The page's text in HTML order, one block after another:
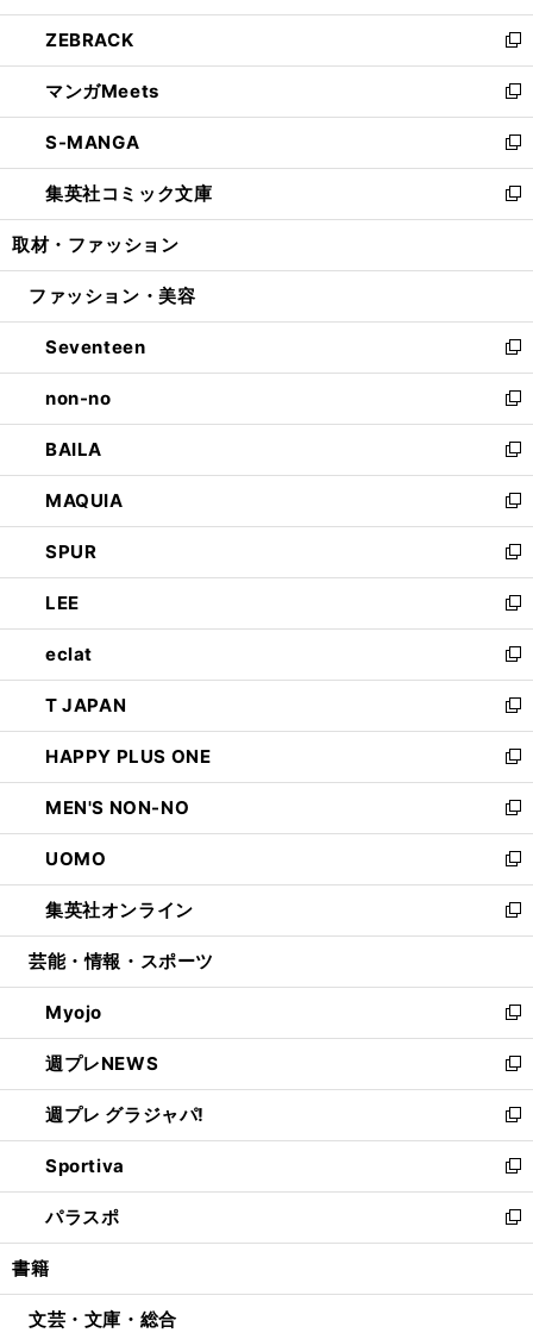
開
く
ウ
で
開
く
ン
ド
ウ
で
開
く
ウ
ィ
ン
ド
ウ
で
開
く
し
い
ウ
ィ
ン
ド
ウ
で
開
ZEBRACK
新
し
い
ウ
ィ
ン
ド
ウ
開
マンガMeets
新
し
い
ウ
ィ
ン
ウ
開
く
S-MANGA
新
し
い
ウ
ン
ウ
で
開
く
集英社コミック文庫
新
し
ウ
ン
ド
ウ
で
開
く
取材・ファッション
ファッション・美容
Seventeen
新
し
い
ウ
ィ
ン
ド
ウ
で
開
く
non-no
新
し
い
ウ
ィ
ン
ド
ウ
で
開
く
BAILA
新
し
い
ウ
ィ
ン
ド
ウ
で
開
く
MAQUIA
新
し
い
ウ
ィ
ン
ド
ウ
で
開
く
SPUR
新
し
い
ウ
ィ
ン
ド
ウ
で
開
く
LEE
新
し
い
ウ
ィ
ン
ド
ウ
で
開
く
eclat
新
し
い
ウ
ィ
ン
ド
ウ
で
開
く
T JAPAN
新
し
い
ウ
ィ
ン
ド
ウ
で
開
HAPPY PLUS ONE
新
し
い
ウ
ィ
ン
ド
ウ
開
く
MEN'S NON-NO
新
し
い
ウ
ィ
ン
ウ
で
開
く
UOMO
新
し
い
ウ
ン
ド
ウ
で
開
く
集英社オンライン
新
し
ウ
ィ
ン
ド
ウ
で
開
く
芸能・情報・スポーツ
Myojo
新
し
い
ウ
ィ
ン
ド
ウ
で
開
週プレNEWS
新
し
い
ウ
ィ
ン
ド
ウ
開
週プレ グラジャパ!
新
し
い
ウ
ィ
ン
ウ
Sportiva
新
し
い
ウ
ン
パラスポ
新
し
ウ
書籍
文芸・文庫・総合